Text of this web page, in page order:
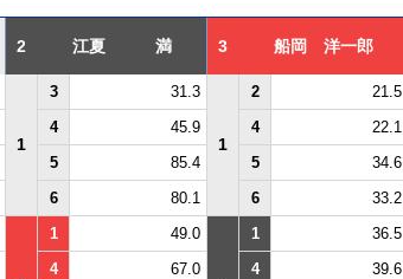
2 江夏 満 3 船岡 洋一郎
1
3 31.3
1
2 21.5
4 45.9 4 22.1
5 85.4 5 34.6
6 80.1 6 33.2
1 49.0 1 36.5
4 67.0 4 39.6